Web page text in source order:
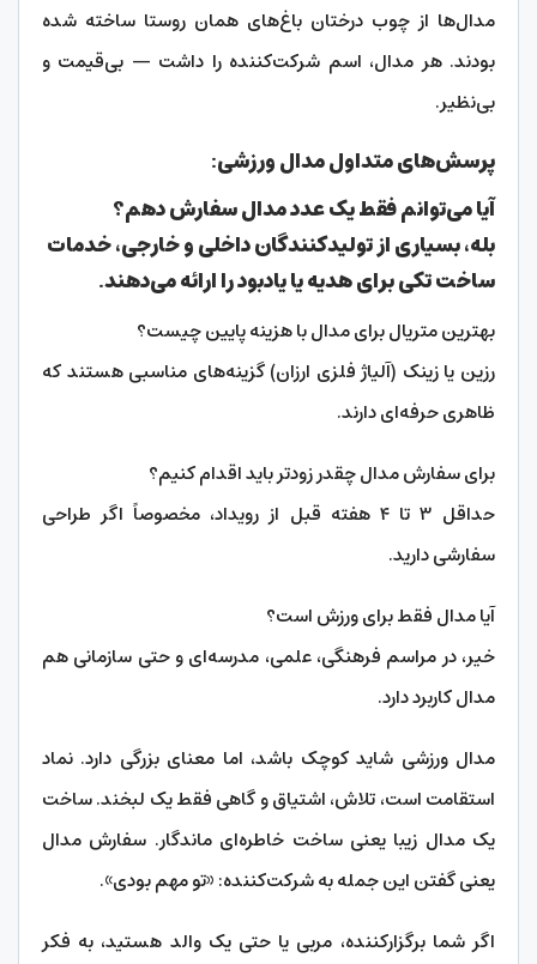
مدال‌ها از چوب درختان باغ‌های همان روستا ساخته شده
بودند. هر مدال، اسم شرکت‌کننده را داشت — بی‌قیمت و
بی‌نظیر.
پرسش‌های متداول مدال ورزشی:
آیا می‌توانم فقط یک عدد مدال سفارش دهم؟
بله، بسیاری از تولیدکنندگان داخلی و خارجی، خدمات
ساخت تکی برای هدیه یا یادبود را ارائه می‌دهند.
بهترین متریال برای مدال با هزینه پایین چیست؟
رزین یا زینک (آلیاژ فلزی ارزان) گزینه‌های مناسبی هستند که
ظاهری حرفه‌ای دارند.
برای سفارش مدال چقدر زودتر باید اقدام کنیم؟
حداقل ۳ تا ۴ هفته قبل از رویداد، مخصوصاً اگر طراحی
سفارشی دارید.
آیا مدال فقط برای ورزش است؟
خیر، در مراسم فرهنگی، علمی، مدرسه‌ای و حتی سازمانی هم
مدال کاربرد دارد.
مدال ورزشی شاید کوچک باشد، اما معنای بزرگی دارد. نماد
استقامت است، تلاش، اشتیاق و گاهی فقط یک لبخند. ساخت
یک مدال زیبا یعنی ساخت خاطره‌ای ماندگار. سفارش مدال
یعنی گفتن این جمله به شرکت‌کننده: «تو مهم بودی».
اگر شما برگزارکننده، مربی یا حتی یک والد هستید، به فکر